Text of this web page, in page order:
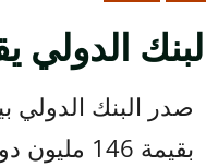
الدولي يقدم منحة
صدر البنك الدولي
بقيمة